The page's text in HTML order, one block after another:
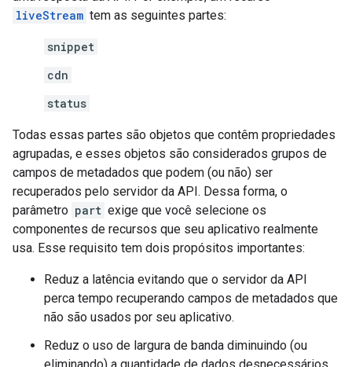
liveStream tem as seguintes partes:
snippet
cdn
status
Todas essas partes são objetos que contêm propriedades
agrupadas, e esses objetos são considerados grupos de
campos de metadados que podem (ou não) ser
recuperados pelo servidor da API. Dessa forma, o
parâmetro part exige que você selecione os
componentes de recursos que seu aplicativo realmente
usa. Esse requisito tem dois propósitos importantes:
Reduz a latência evitando que o servidor da API
perca tempo recuperando campos de metadados que
não são usados por seu aplicativo.
Reduz o uso de largura de banda diminuindo (ou